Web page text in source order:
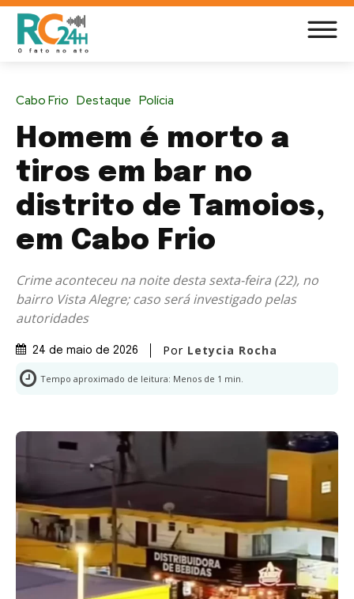
Cabo Frio Destaque Polícia
Homem é morto a
tiros em bar no
distrito de Tamoios,
em Cabo Frio
Crime aconteceu na noite desta sexta-feira (22), no
bairro Vista Alegre; caso será investigado pelas
autoridades
24 de maio de 2026 Por Letycia Rocha
Tempo aproximado de leitura: Menos de 1 min.